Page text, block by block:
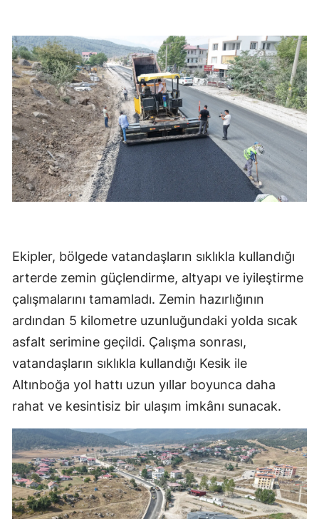
Ekipler, bölgede vatandaşların sıklıkla kullandığı
arterde zemin güçlendirme, altyapı ve iyileştirme
çalışmalarını tamamladı. Zemin hazırlığının
ardından 5 kilometre uzunluğundaki yolda sıcak
asfalt serimine geçildi. Çalışma sonrası,
vatandaşların sıklıkla kullandığı Kesik ile
Altınboğa yol hattı uzun yıllar boyunca daha
rahat ve kesintisiz bir ulaşım imkânı sunacak.